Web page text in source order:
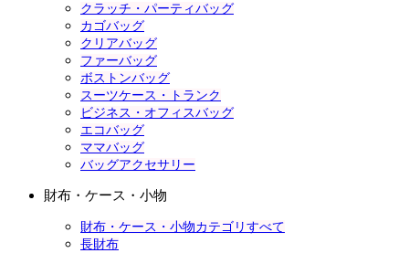
クラッチ・パーティバッグ
カゴバッグ
クリアバッグ
ファーバッグ
ボストンバッグ
スーツケース・トランク
ビジネス・オフィスバッグ
エコバッグ
ママバッグ
バッグアクセサリー
財布・ケース・小物
財布・ケース・小物カテゴリすべて
長財布